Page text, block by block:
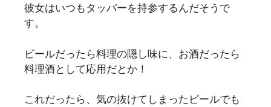
彼女はいつもタッパーを持参するんだそうで
す。
ビールだったら料理の隠し味に、お酒だったら
料理酒として応用だとか！
これだったら、気の抜けてしまったビールでも